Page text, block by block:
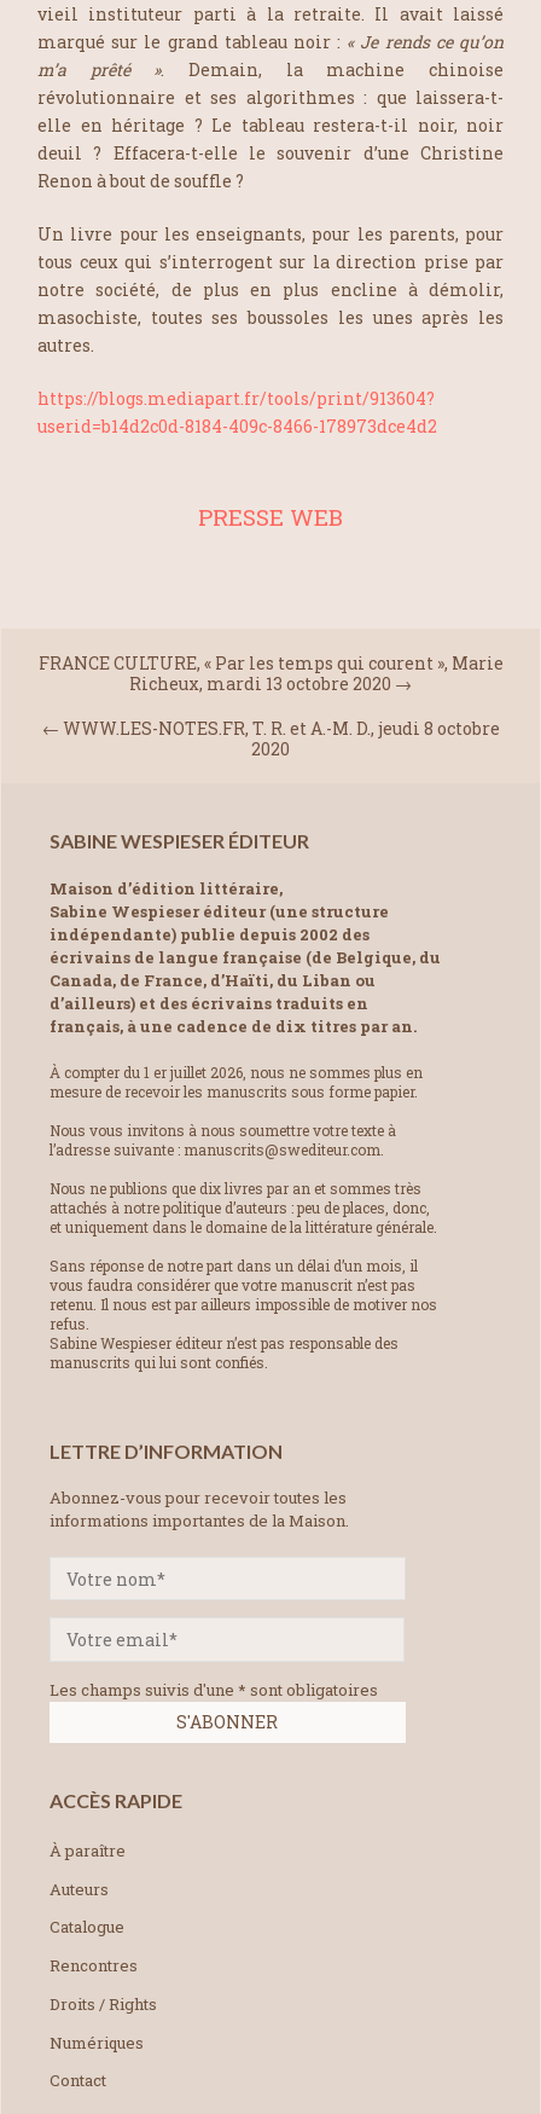
vieil instituteur parti à la retraite. Il avait laissé
marqué sur le grand tableau noir : « Je rends ce qu’on
m’a prêté ». Demain, la machine chinoise
révolutionnaire et ses algorithmes : que laissera-t-
elle en héritage ? Le tableau restera-t-il noir, noir
deuil ? Effacera-t-elle le souvenir d’une Christine
Renon à bout de souffle ?
Un livre pour les enseignants, pour les parents, pour
tous ceux qui s’interrogent sur la direction prise par
notre société, de plus en plus encline à démolir,
masochiste, toutes ses boussoles les unes après les
autres.
https://blogs.mediapart.fr/tools/print/913604?
userid=b14d2c0d-8184-409c-8466-178973dce4d2
PRESSE WEB
FRANCE CULTURE, « Par les temps qui courent », Marie
Richeux, mardi 13 octobre 2020 →
← WWW.LES-NOTES.FR, T. R. et A.-M. D., jeudi 8 octobre
2020
SABINE WESPIESER ÉDITEUR
Maison d’édition littéraire,
Sabine Wespieser éditeur (une structure
indépendante) publie depuis 2002 des
écrivains de langue française (de Belgique, du
Canada, de France, d’Haïti, du Liban ou
d’ailleurs) et des écrivains traduits en
français, à une cadence de dix titres par an.
À compter du 1 er juillet 2026, nous ne sommes plus en
mesure de recevoir les manuscrits sous forme papier.
Nous vous invitons à nous soumettre votre texte à
l’adresse suivante : manuscrits@swediteur.com.
Nous ne publions que dix livres par an et sommes très
attachés à notre politique d’auteurs : peu de places, donc,
et uniquement dans le domaine de la littérature générale.
Sans réponse de notre part dans un délai d’un mois, il
vous faudra considérer que votre manuscrit n’est pas
retenu. Il nous est par ailleurs impossible de motiver nos
refus.
Sabine Wespieser éditeur n’est pas responsable des
manuscrits qui lui sont confiés.
LETTRE D’INFORMATION
Abonnez-vous pour recevoir toutes les
informations importantes de la Maison.
Les champs suivis d'une * sont obligatoires
ACCÈS RAPIDE
À paraître
Auteurs
Catalogue
Rencontres
Droits / Rights
Numériques
Contact